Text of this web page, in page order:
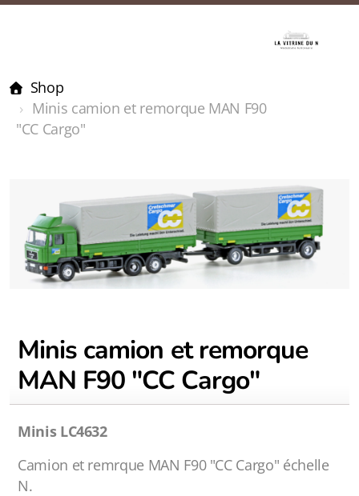
Shop
Minis camion et remorque MAN F90
"CC Cargo"
Minis camion et remorque
MAN F90 "CC Cargo"
Minis LC4632
Camion et remrque MAN F90 "CC Cargo" échelle
N.